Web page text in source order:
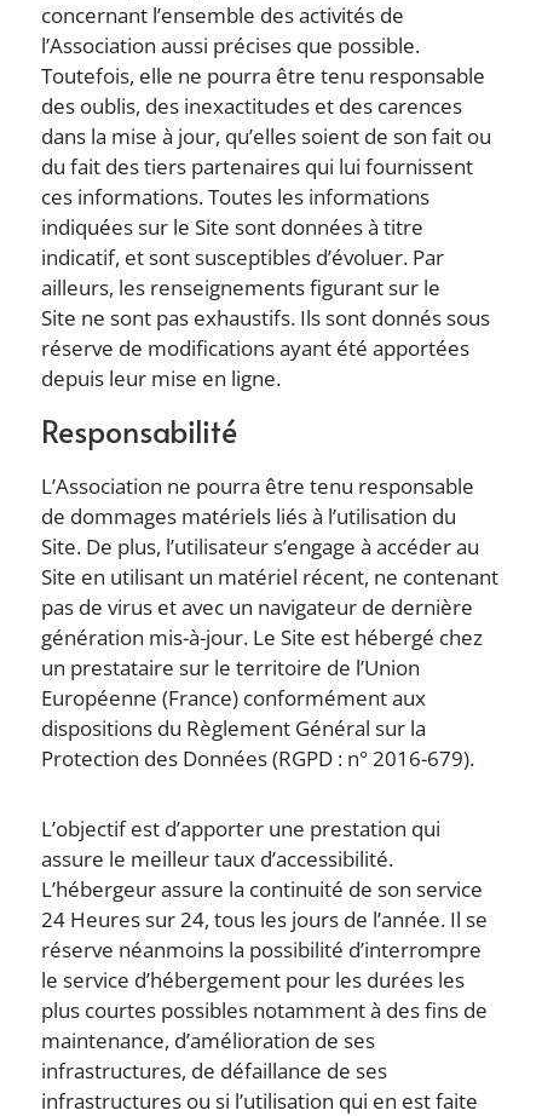
concernant l’ensemble des activités de
l’Association aussi précises que possible.
Toutefois, elle ne pourra être tenu responsable
des oublis, des inexactitudes et des carences
dans la mise à jour, qu’elles soient de son fait ou
du fait des tiers partenaires qui lui fournissent
ces informations. Toutes les informations
indiquées sur le Site sont données à titre
indicatif, et sont susceptibles d’évoluer. Par
ailleurs, les renseignements figurant sur le
Site ne sont pas exhaustifs. Ils sont donnés sous
réserve de modifications ayant été apportées
depuis leur mise en ligne.
Responsabilité
L’Association ne pourra être tenu responsable
de dommages matériels liés à l’utilisation du
Site. De plus, l’utilisateur s’engage à accéder au
Site en utilisant un matériel récent, ne contenant
pas de virus et avec un navigateur de dernière
génération mis-à-jour. Le Site est hébergé chez
un prestataire sur le territoire de l’Union
Européenne (France) conformément aux
dispositions du Règlement Général sur la
Protection des Données (RGPD : n° 2016-679).
L’objectif est d’apporter une prestation qui
assure le meilleur taux d’accessibilité.
L’hébergeur assure la continuité de son service
24 Heures sur 24, tous les jours de l’année. Il se
réserve néanmoins la possibilité d’interrompre
le service d’hébergement pour les durées les
plus courtes possibles notamment à des fins de
maintenance, d’amélioration de ses
infrastructures, de défaillance de ses
infrastructures ou si l’utilisation qui en est faite